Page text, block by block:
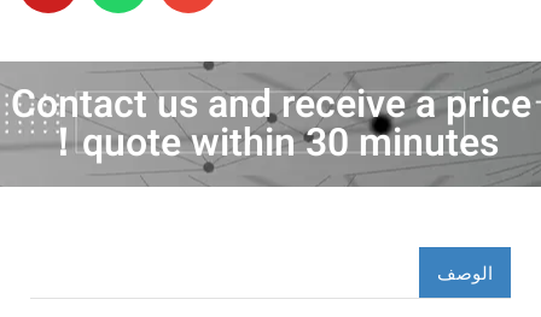
Contact us and receive a price
quote within 30 minutes！
الوصف